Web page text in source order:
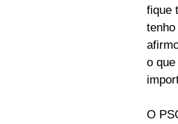
fique
o
O